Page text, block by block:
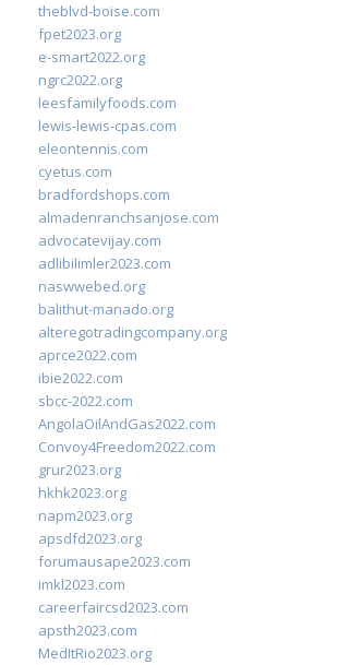
theblvd-boise.com
fpet2023.org
e-smart2022.org
ngrc2022.org
leesfamilyfoods.com
lewis-lewis-cpas.com
eleontennis.com
cyetus.com
bradfordshops.com
almadenranchsanjose.com
advocatevijay.com
adlibilimler2023.com
naswwebed.org
balithut-manado.org
alteregotradingcompany.org
aprce2022.com
ibie2022.com
sbcc-2022.com
AngolaOilAndGas2022.com
Convoy4Freedom2022.com
grur2023.org
hkhk2023.org
napm2023.org
apsdfd2023.org
forumausape2023.com
imkl2023.com
careerfaircsd2023.com
apsth2023.com
MedItRio2023.org